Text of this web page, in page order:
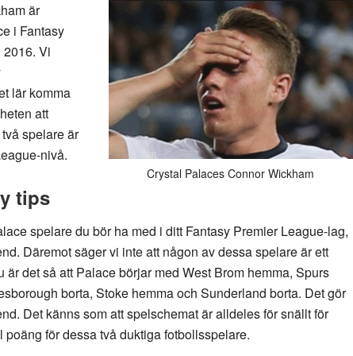
Crystal Palaces Connor Wickham
är
i Fantasy
Vi
lär komma
att
spelare är
nivå.
tips
spelare du bör ha med i ditt Fantasy Premier League-lag,
Däremot säger vi inte att någon av dessa spelare är ett
det så att Palace börjar med West Brom hemma, Spurs
borta, Stoke hemma och Sunderland borta. Det gör
Det känns som att spelschemat är alldeles för snällt för
för dessa två duktiga fotbollsspelare.